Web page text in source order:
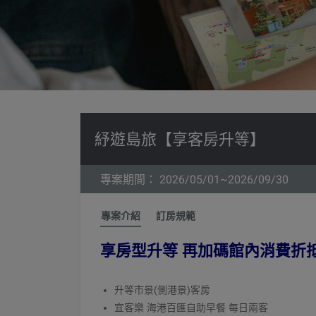
紓遊島旅【享客房升等】
專案期間： 2026/05/01~2026/09/30
專案介紹 訂房規範
享房型升等 再加碼館內消費折
升等市景(側港景)客房
宜客樂 海港百匯自助早餐 每日兩客